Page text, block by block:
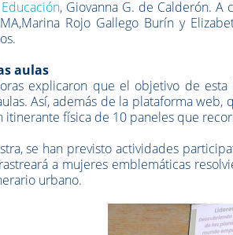
, Giovanna G. de Calderón.
Rojo Gallego Burín y
aulas
explicaron que el objetivo de
Así, además de la plataforma web,
itinerante física de 10 paneles que
se han previsto actividades
a mujeres emblemáticas
urbano.